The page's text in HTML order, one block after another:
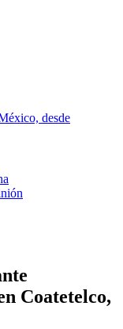
desde
Coatetelco,